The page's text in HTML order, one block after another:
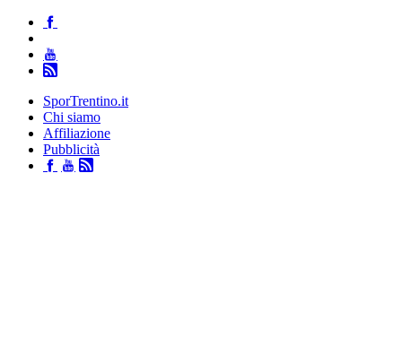
SporTrentino.it
Chi siamo
Affiliazione
Pubblicità